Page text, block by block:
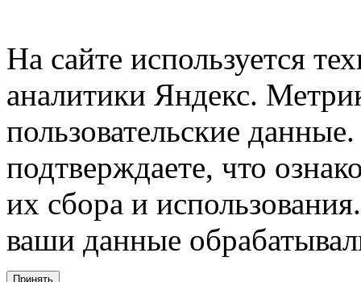
На сайте используется
аналитики Яндекс.
пользовательские
подтверждаете, что
их сбора и
ваши данные
Принять